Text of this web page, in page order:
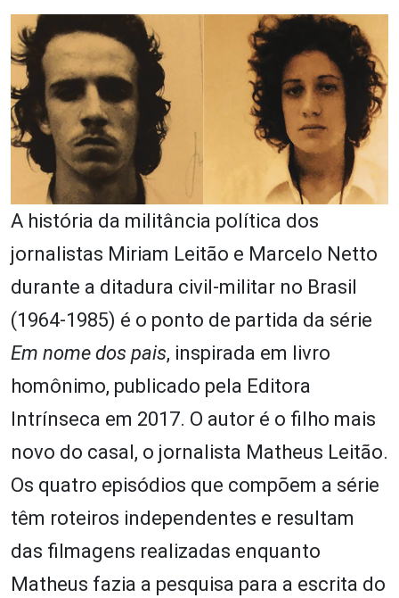
A história da militância política dos
jornalistas Miriam Leitão e Marcelo Netto
durante a ditadura civil-militar no Brasil
(1964-1985) é o ponto de partida da série
Em nome dos pais, inspirada em livro
homônimo, publicado pela Editora
Intrínseca em 2017. O autor é o filho mais
novo do casal, o jornalista Matheus Leitão.
Os quatro episódios que compõem a série
têm roteiros independentes e resultam
das filmagens realizadas enquanto
Matheus fazia a pesquisa para a escrita do